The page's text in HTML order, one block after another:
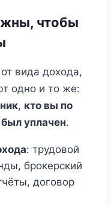
чтобы
вида дохода,
одно и то же:
, кто вы по
уплачен.
: трудовой
брокерский
договор